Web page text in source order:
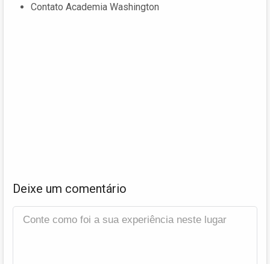
Contato Academia Washington
Deixe um comentário